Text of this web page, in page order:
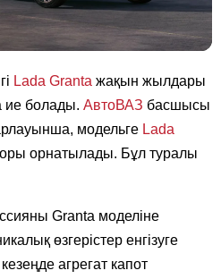
Lada Granta жақын жылдары
ие болады. АвтоВАЗ басшысы
модельге Lada
орнатылады. Бұл туралы
Granta моделіне
өзгерістер енгізуге
агрегат капот